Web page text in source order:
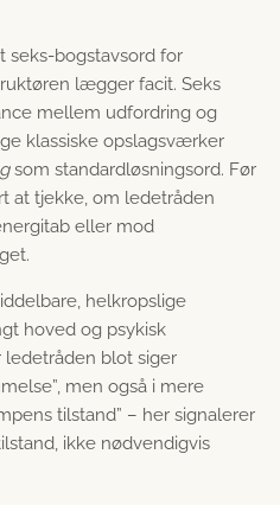
seks-bogstavsord for
lægger facit. Seks
mellem udfordring og
klassiske opslagsværker
som standard­løsnings­ord. Før
at tjekke, om lede­tråden
eller mod
helkropslige
hoved og psykisk
lede­tråden blot siger
men også i mere
tilstand” – her signalerer
ikke nødvendigvis